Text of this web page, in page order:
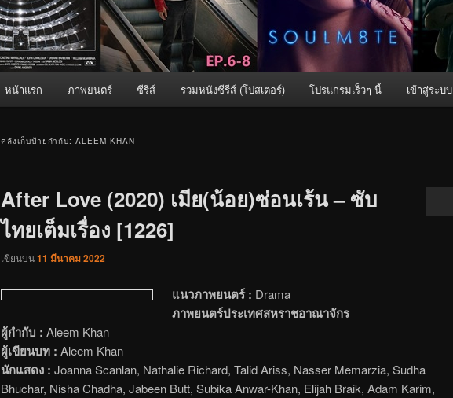
หน้าแรก ภาพยนตร์ ซีรีส์ รวมหนังซีรีส์ (โปสเตอร์) โปรแกรมเร็วๆ นี้ เข้าสู่ระบบ
คลังเก็บป้ายกำกับ: ALEEM KHAN
After Love (2020) เมีย(น้อย)ซ่อนเร้น – ซับ
ไทยเต็มเรื่อง [1226]
เขียนบน11 มีนาคม 2022
แนวภาพยนตร์ : Drama
ภาพยนตร์ประเทศสหราชอาณาจักร
ผู้กำกับ : Aleem Khan
ผู้เขียนบท : Aleem Khan
นักแสดง : Joanna Scanlan, Nathalie Richard, Talid Ariss, Nasser Memarzia, Sudha
Bhuchar, Nisha Chadha, Jabeen Butt, Subika Anwar-Khan, Elijah Braik, Adam Karim,